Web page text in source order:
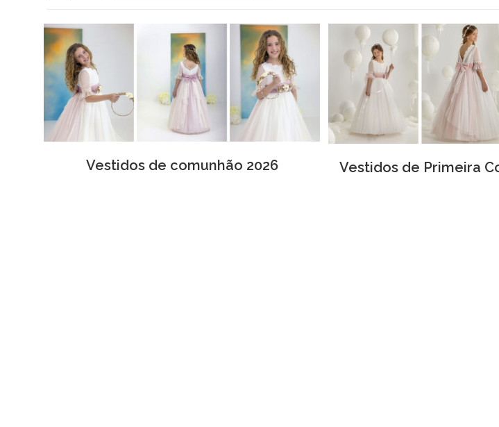
Vestidos de comunhão 2026 Vestidos de Primeira